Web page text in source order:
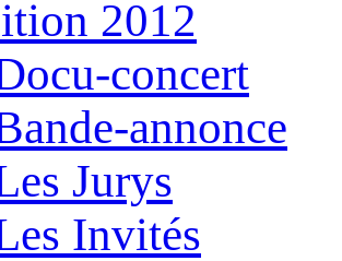
2012
concert
annonce
Jurys
Invités